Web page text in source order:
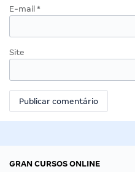
E-mail *
Site
GRAN CURSOS ONLINE